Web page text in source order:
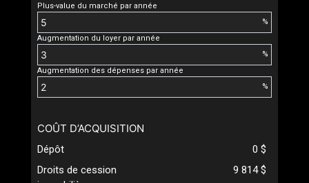
Plus-value du marché par année
%
Augmentation du loyer par année
%
Augmentation des dépenses par année
%
COÛT D’ACQUISITION
Dépôt
0 $
Droits de cession
9 814 $